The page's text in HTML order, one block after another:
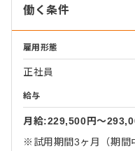
働く条件
雇用形態
正社員
給与
月給:229,500円〜
※試用期間3ヶ月（期間